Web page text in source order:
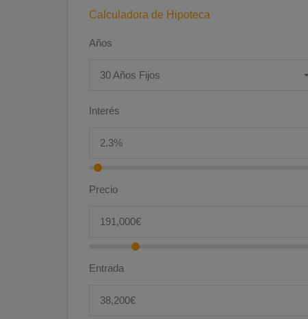
Calculadora de Hipoteca
Años
30 Años Fijos
Interés
Precio
Entrada